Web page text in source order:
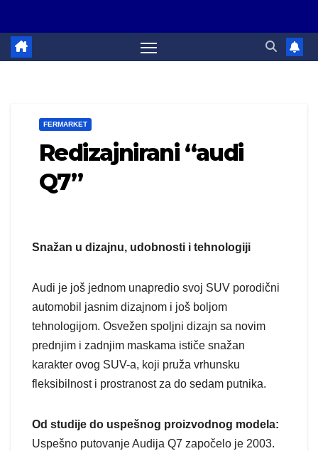
FERMARKET
Redizajnirani “audi
Q7”
Snažan u dizajnu, udobnosti i tehnologiji
Audi je još jednom unapredio svoj SUV porodični
automobil jasnim dizajnom i još boljom
tehnologijom. Osvežen spoljni dizajn sa novim
prednjim i zadnjim maskama ističe snažan
karakter ovog SUV-a, koji pruža vrhunsku
fleksibilnost i prostranost za do sedam putnika.
Od studije do uspešnog proizvodnog modela:
Uspešno putovanje Audija Q7 započelo je 2003.